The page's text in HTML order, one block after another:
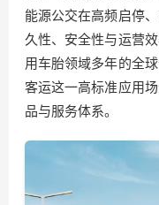
能源公交在高频启停
久性、安全性与运营
用车胎领域多年的全
客运这一高标准应用
品与服务体系。